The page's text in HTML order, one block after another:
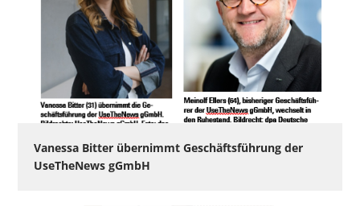
Vanessa Bitter übernimmt Geschäftsführung der
UseTheNews gGmbH